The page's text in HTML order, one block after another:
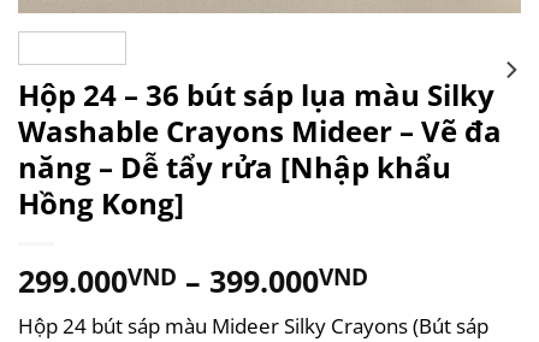
Hộp 24 – 36 bút sáp lụa màu Silky
Washable Crayons Mideer – Vẽ đa
năng – Dễ tẩy rửa [Nhập khẩu
Hồng Kong]
299.000VND – 399.000VND
Hộp 24 bút sáp màu Mideer Silky Crayons (Bút sáp